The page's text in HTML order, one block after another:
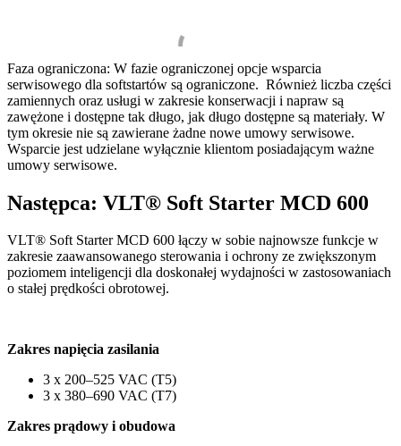
Faza ograniczona: W fazie ograniczonej opcje wsparcia
serwisowego dla softstartów są ograniczone. Również liczba części
zamiennych oraz usługi w zakresie konserwacji i napraw są
zawężone i dostępne tak długo, jak długo dostępne są materiały. W
tym okresie nie są zawierane żadne nowe umowy serwisowe.
Wsparcie jest udzielane wyłącznie klientom posiadającym ważne
umowy serwisowe.
Następca: VLT® Soft Starter MCD 600
VLT® Soft Starter MCD 600 łączy w sobie najnowsze funkcje w
zakresie zaawansowanego sterowania i ochrony ze zwiększonym
poziomem inteligencji dla doskonałej wydajności w zastosowaniach
o stałej prędkości obrotowej.
Zakres napięcia zasilania
3 x 200–525 VAC (T5)
3 x 380–690 VAC (T7)
Zakres prądowy i obudowa